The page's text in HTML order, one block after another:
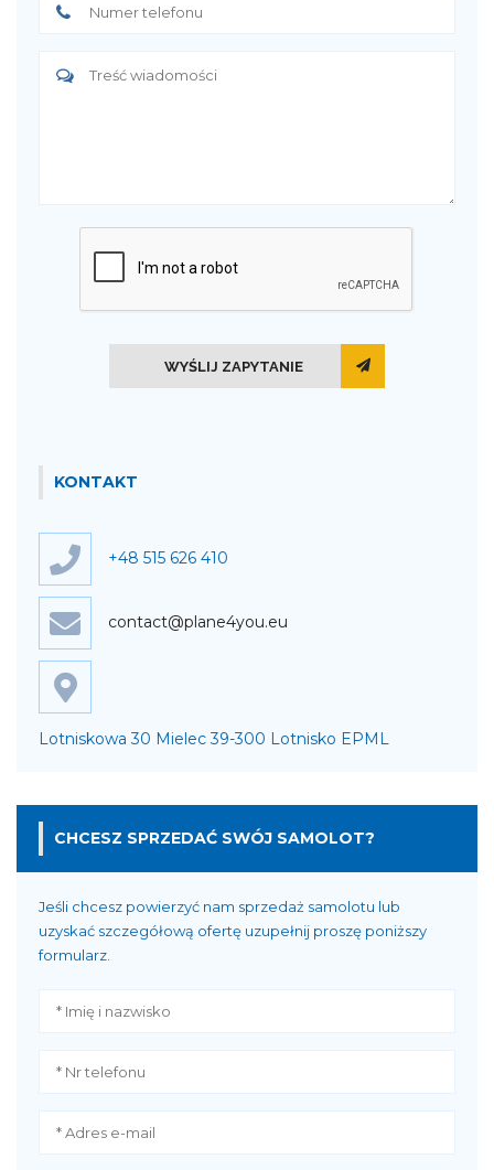
WYŚLIJ ZAPYTANIE
KONTAKT
+48 515 626 410
contact@plane4you.eu
Lotniskowa 30 Mielec 39-300 Lotnisko EPML
CHCESZ SPRZEDAĆ SWÓJ SAMOLOT?
Jeśli chcesz powierzyć nam sprzedaż samolotu lub
uzyskać szczegółową ofertę uzupełnij proszę poniższy
formularz.